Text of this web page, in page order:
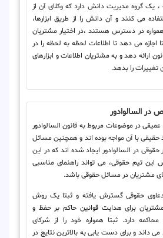
گروه مدیریت دانش دارد که وکلای آن از
می کنند و آن دانش را از طریق ابزارها،
در دسترس هستند ،در اختیار مشتریان
اجازه می دهد تا اطلاعات لحظه به لحظه را در
ارائه دهد و به مشتریان اطلاعات و ابزارهای
تغییرات را بدهد.
السالوادور
در موضوعات مربوط به قانون السالوادور
حقیقی با آن مواجه بوده اند و همچنین مسائل
حقوقی در السالوادور ایجاد شده اند که در این
تیم حقوقی، می تواند راهنمای مناسبی
مشتریان در مسائل حقوقی باشد.
حقوقی گسترش یافته و ثبتا یک روش
برای هدایت قوانین حاکم بر حفظ و
دارد. ثبتا همواره خود را از شرکای
داند و برای دست یابی به بالاترین نتایج در